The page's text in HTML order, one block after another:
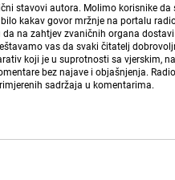
stavovi autora. Molimo korisnike
kakav govor mržnje na portalu
na zahtjev zvaničnih organa
vas da svaki čitatelj
koji je u suprotnosti sa vjerskim,
bez najave i objašnjenja.
sadržaja u komentarima.